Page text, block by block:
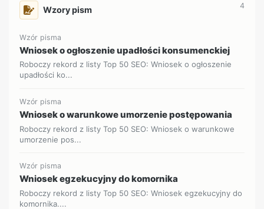
Wzory pism 4
Wzór pisma
Wniosek o ogłoszenie upadłości konsumenckiej
Roboczy rekord z listy Top 50 SEO: Wniosek o ogłoszenie
upadłości ko...
Wzór pisma
Wniosek o warunkowe umorzenie postępowania
Roboczy rekord z listy Top 50 SEO: Wniosek o warunkowe
umorzenie pos...
Wzór pisma
Wniosek egzekucyjny do komornika
Roboczy rekord z listy Top 50 SEO: Wniosek egzekucyjny do
komornika....